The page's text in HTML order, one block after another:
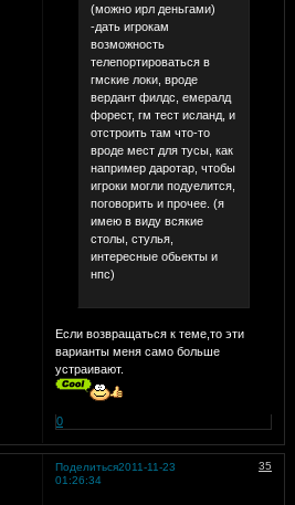
(можно ирл деньгами)
-дать игрокам
возможность
телепортироваться в
гмские локи, вроде
вердант филдс, емералд
форест, гм тест исланд, и
отстроить там что-то
вроде мест для тусы, как
например даротар, чтобы
игроки могли подуелится,
поговорить и прочее. (я
имею в виду всякие
столы, стулья,
интересные обьекты и
нпс)
Если возвращаться к теме,то эти
варианты меня само больше
устраивают.
0
Поделиться 35
2011-11-23
01:26:34